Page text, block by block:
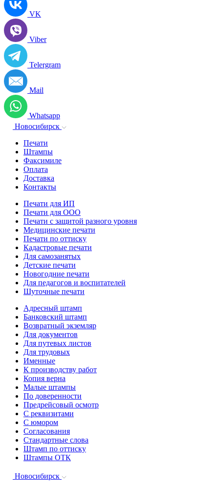
VK
Viber
Telergram
Mail
Whatsapp
Новосибирск
Печати
Штампы
Факсимиле
Оплата
Доставка
Контакты
Печати для ИП
Печати для ООО
Печати с защитой разного уровня
Медицинские печати
Печати по оттиску
Кадастровые печати
Для самозанятых
Детские печати
Новогодние печати
Для педагогов и воспитателей
Шуточные печати
Адресный штамп
Банковский штамп
Возвратный экземляр
Для документов
Для путевых листов
Для трудовых
Именные
К производству работ
Копия верна
Малые штампы
По доверенности
Предрейсовый осмотр
С реквизитами
С юмором
Согласования
Стандартные слова
Штамп по оттиску
Штампы ОТК
Новосибирск